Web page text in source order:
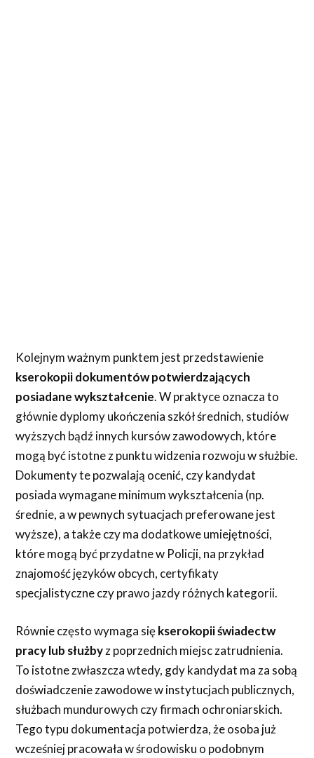
Kolejnym ważnym punktem jest przedstawienie
kserokopii dokumentów potwierdzających
posiadane wykształcenie. W praktyce oznacza to
głównie dyplomy ukończenia szkół średnich, studiów
wyższych bądź innych kursów zawodowych, które
mogą być istotne z punktu widzenia rozwoju w służbie.
Dokumenty te pozwalają ocenić, czy kandydat
posiada wymagane minimum wykształcenia (np.
średnie, a w pewnych sytuacjach preferowane jest
wyższe), a także czy ma dodatkowe umiejętności,
które mogą być przydatne w Policji, na przykład
znajomość języków obcych, certyfikaty
specjalistyczne czy prawo jazdy różnych kategorii.
Równie często wymaga siękserokopii świadectw
pracy lub służbyz poprzednich miejsc zatrudnienia.
To istotne zwłaszcza wtedy, gdy kandydat ma za sobą
doświadczenie zawodowe w instytucjach publicznych,
służbach mundurowych czy firmach ochroniarskich.
Tego typu dokumentacja potwierdza, że osoba już
wcześniej pracowała w środowisku o podobnym